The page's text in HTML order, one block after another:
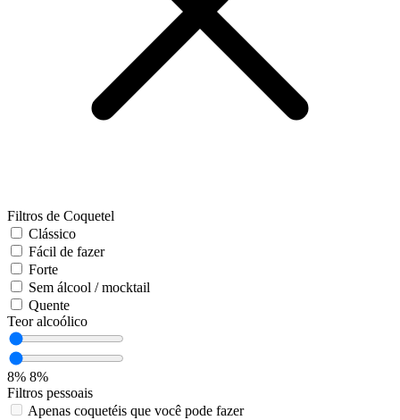
Filtros de Coquetel
Clássico
Fácil de fazer
Forte
Sem álcool / mocktail
Quente
Teor alcoólico
8% 8%
Filtros pessoais
Apenas coquetéis que você pode fazer